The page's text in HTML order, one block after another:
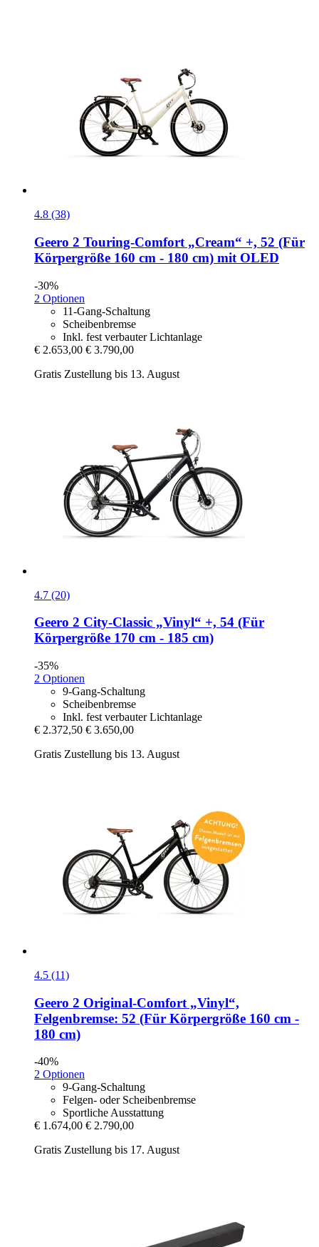
4.8 (38)
Geero 2 Touring-​Comfort „Cream“ +, 52 (Für
Körpergröße 160 cm -​ 180 cm) mit OLED
-30%
2 Optionen
11-Gang-Schaltung
Scheibenbremse
Inkl. fest verbauter Lichtanlage
€ 2.653,00 € 3.790,00
Gratis Zustellung bis 13. August
4.7 (20)
Geero 2 City-​Classic „Vinyl“ +, 54 (Für
Körpergröße 170 cm -​ 185 cm)
-35%
2 Optionen
9-Gang-Schaltung
Scheibenbremse
Inkl. fest verbauter Lichtanlage
€ 2.372,50 € 3.650,00
Gratis Zustellung bis 13. August
4.5 (11)
Geero 2 Original-​Comfort „Vinyl“,
Felgenbremse: 52 (Für Körpergröße 160 cm -​
180 cm)
-40%
2 Optionen
9-Gang-Schaltung
Felgen- oder Scheibenbremse
Sportliche Ausstattung
€ 1.674,00 € 2.790,00
Gratis Zustellung bis 17. August